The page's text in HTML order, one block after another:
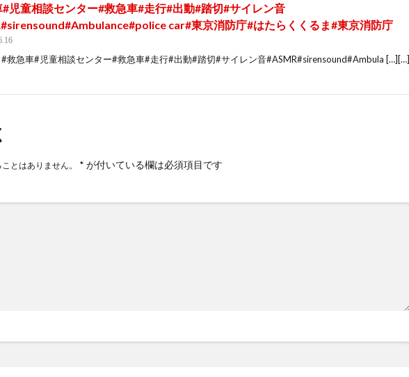
児童相談センター#救急車#走行#出動#踏切#サイレン音
car#東京消防庁#はたらくくるま#東京消防庁
#救急車#児童相談センター#救急車#走行#出動#踏切#サイレン音#ASMR#sirensound#Ambula […][…]
とはありません。 * が付いている欄は必須項目です